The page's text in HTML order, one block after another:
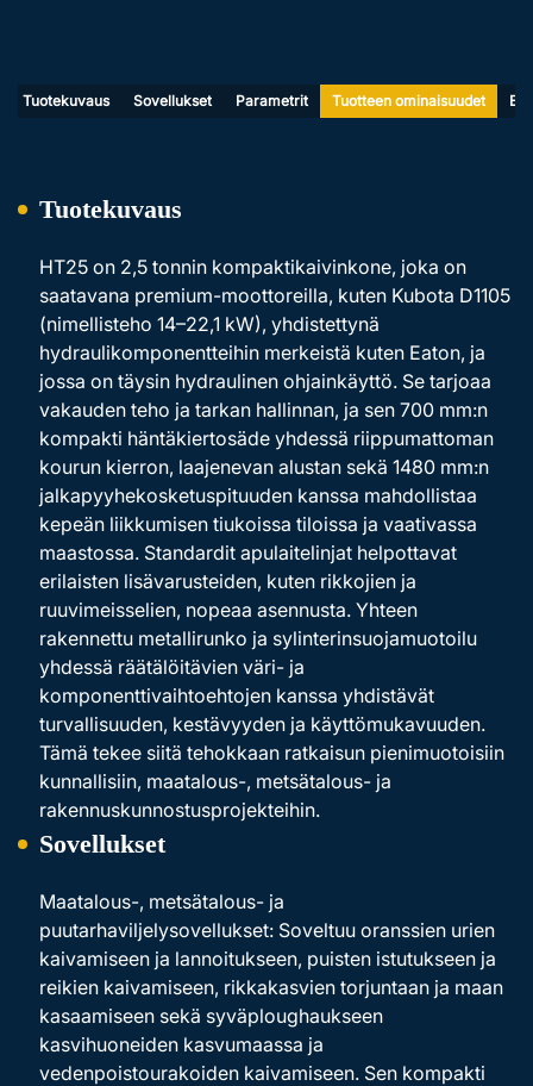
Tuotekuvaus Sovellukset Parametrit Tuotteen ominaisuudet
Tuotekuvaus
HT25 on 2,5 tonnin kompaktikaivinkone, joka on
saatavana premium-moottoreilla, kuten Kubota D1105
(nimellisteho 14–22,1 kW), yhdistettynä
hydraulikomponentteihin merkeistä kuten Eaton, ja
jossa on täysin hydraulinen ohjainkäyttö. Se tarjoaa
vakauden teho ja tarkan hallinnan, ja sen 700 mm:n
kompakti häntäkiertosäde yhdessä riippumattoman
kourun kierron, laajenevan alustan sekä 1480 mm:n
jalkapyyhekosketuspituuden kanssa mahdollistaa
kepeän liikkumisen tiukoissa tiloissa ja vaativassa
maastossa. Standardit apulaitelinjat helpottavat
erilaisten lisävarusteiden, kuten rikkojien ja
ruuvimeisselien, nopeaa asennusta. Yhteen
rakennettu metallirunko ja sylinterinsuojamuotoilu
yhdessä räätälöitävien väri- ja
komponenttivaihtoehtojen kanssa yhdistävät
turvallisuuden, kestävyyden ja käyttömukavuuden.
Tämä tekee siitä tehokkaan ratkaisun pienimuotoisiin
kunnallisiin, maatalous-, metsätalous- ja
rakennuskunnostusprojekteihin.
Sovellukset
Maatalous-, metsätalous- ja
puutarhaviljelysovellukset: Soveltuu oranssien urien
kaivamiseen ja lannoitukseen, puisten istutukseen ja
reikien kaivamiseen, rikkakasvien torjuntaan ja maan
kasaamiseen sekä syväploughaukseen
kasvihuoneiden kasvumaassa ja
vedenpoistourakoiden kaivamiseen. Sen kompakti